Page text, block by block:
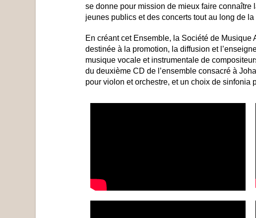
se donne pour mission de mieux faire
jeunes publics et des concerts tout au long de la
En créant cet Ensemble, la Société de
destinée à la promotion, la diffusion et
musique vocale et instrumentale de
du deuxième CD de l’ensemble consacré à
pour violon et orchestre, et un choix de